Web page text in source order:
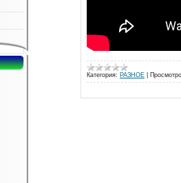
Категория: РАЗНОЕ